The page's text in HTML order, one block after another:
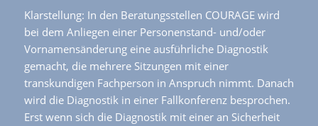
Klarstellung: In den Beratungsstellen COURAGE wird
bei dem Anliegen einer Personenstand- und/oder
Vornamensänderung eine ausführliche Diagnostik
gemacht, die mehrere Sitzungen mit einer
transkundigen Fachperson in Anspruch nimmt. Danach
wird die Diagnostik in einer Fallkonferenz besprochen.
Erst wenn sich die Diagnostik mit einer an Sicherheit